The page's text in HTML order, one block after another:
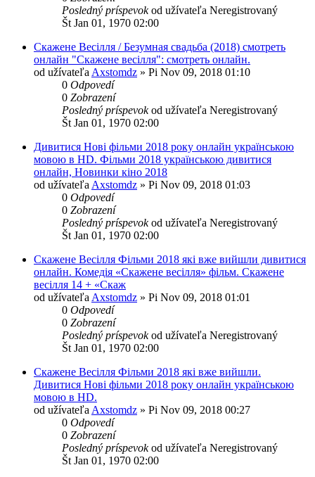
Posledný príspevokod užívateľa Neregistrovaný
Št Jan 01, 1970 02:00
Скажене Весілля / Безумная свадьба (2018) смотреть
онлайн "Скажене весілля": смотреть онлайн.
od užívateľa Axstomdz » Pi Nov 09, 2018 01:10
0 Odpovedí
0 Zobrazení
Posledný príspevokod užívateľa Neregistrovaný
Št Jan 01, 1970 02:00
Дивитися Нові фільми 2018 року онлайн українською
мовою в HD. Фільми 2018 українською дивитися
онлайн, Новинки кіно 2018
od užívateľa Axstomdz » Pi Nov 09, 2018 01:03
0 Odpovedí
0 Zobrazení
Posledný príspevokod užívateľa Neregistrovaný
Št Jan 01, 1970 02:00
Скажене Весілля Фільми 2018 які вже вийшли дивитися
онлайн. Комедія «Скажене весілля» фільм. Скажене
весілля 14 + «Скаж
od užívateľa Axstomdz » Pi Nov 09, 2018 01:01
0 Odpovedí
0 Zobrazení
Posledný príspevokod užívateľa Neregistrovaný
Št Jan 01, 1970 02:00
Скажене Весілля Фільми 2018 які вже вийшли.
Дивитися Нові фільми 2018 року онлайн українською
мовою в HD.
od užívateľa Axstomdz » Pi Nov 09, 2018 00:27
0 Odpovedí
0 Zobrazení
Posledný príspevokod užívateľa Neregistrovaný
Št Jan 01, 1970 02:00